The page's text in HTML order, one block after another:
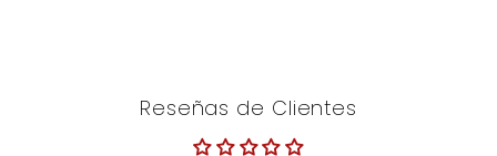
Reseñas de Clientes